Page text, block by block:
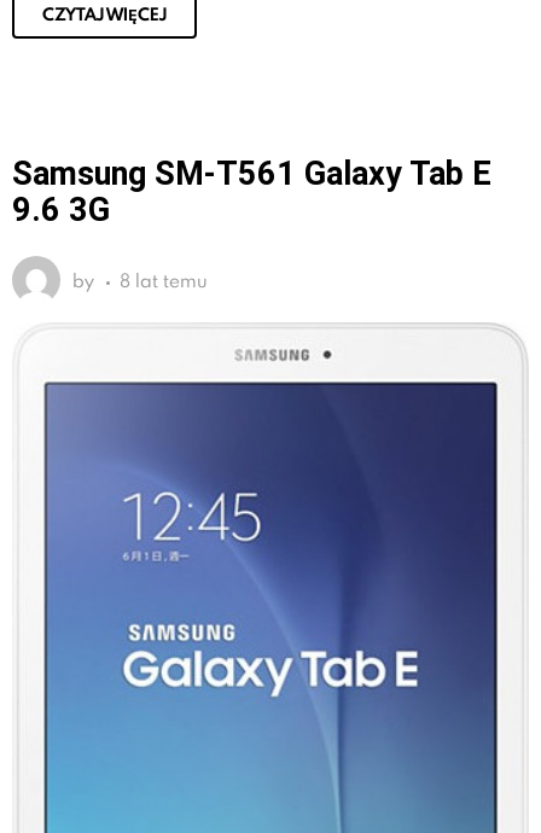
CZYTAJ WIĘCEJ
Samsung SM-T561 Galaxy Tab E
9.6 3G
by 8 lat temu